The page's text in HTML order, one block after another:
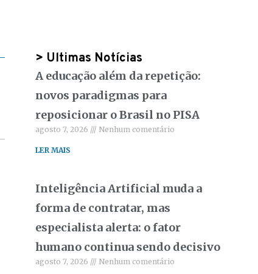
> Ultimas Notícias
A educação além da repetição:
novos paradigmas para
reposicionar o Brasil no PISA
agosto 7, 2026 Nenhum comentário
LER MAIS
Inteligência Artificial muda a
forma de contratar, mas
especialista alerta: o fator
humano continua sendo decisivo
agosto 7, 2026 Nenhum comentário